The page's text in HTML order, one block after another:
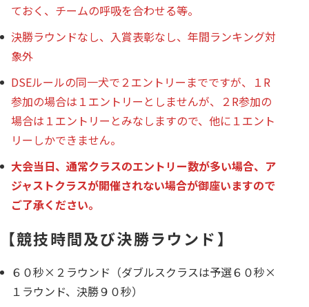
ておく、チームの呼吸を合わせる等。
決勝ラウンドなし、入賞表彰なし、年間ランキング対
象外
DSEルールの同一犬で２エントリーまでですが、１R
参加の場合は１エントリーとしませんが、２R参加の
場合は１エントリーとみなしますので、他に１エント
リーしかできません。
大会当日、通常クラスのエントリー数が多い場合、ア
ジャストクラスが開催されない場合が御座いますので
ご了承ください。
【競技時間及び決勝ラウンド】
６０秒×２ラウンド（ダブルスクラスは予選６０秒×
１ラウンド、決勝９０秒）